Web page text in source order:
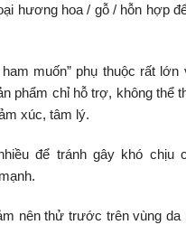
hương hoa / gỗ / hỗn hợp
muốn” phụ thuộc rất
phẩm chỉ hỗ trợ, không thể
xúc, tâm lý.
để tránh gây khó chịu
nên thử trước trên vùng da